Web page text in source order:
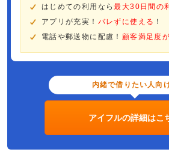
はじめての利用なら最大30日間の
アプリが充実！ バレずに使える ！
電話や郵送物に配慮！ 顧客満足度
内緒で借りたい人向
アイフルの詳細はこ